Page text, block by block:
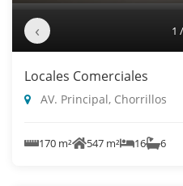
‹ 1
Locales Comerciales
AV. Principal, Chorrillos
170 m² 547 m² 16 6